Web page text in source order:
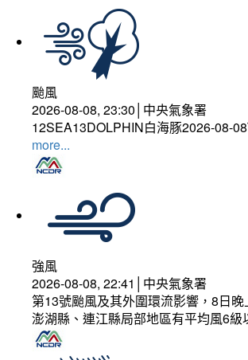
颱風
2026-08-08, 23:30│中央氣象署
12SEA13DOLPHIN白海豚2026-08-
more...
強風
2026-08-08, 22:41│中央氣象署
第13號颱風及其外圍環流影響，8日
澎湖縣、連江縣局部地區有平均風6